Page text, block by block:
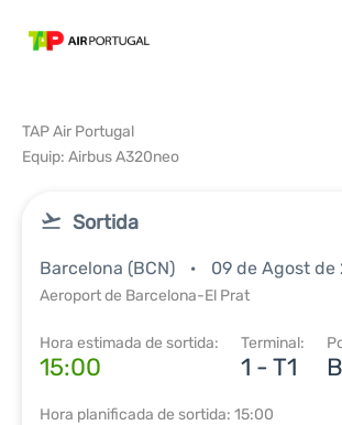
TAP Air Portugal
Equip: Airbus A320neo
Sortida
Barcelona (BCN) 09 de Agost de
Aeroport de Barcelona-El Prat
Hora estimada de sortida:
15:00
Terminal:
1 - T1 B
Hora planificada de sortida: 15:00